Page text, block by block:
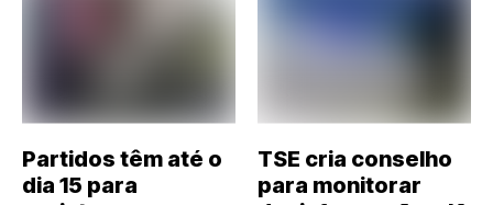
Partidos têm até o
dia 15 para
TSE cria conselho
para monitorar